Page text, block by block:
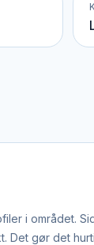
i området.
Det gør det